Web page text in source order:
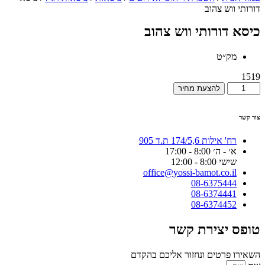
דורותי ווש צהוב
כיסא דורותי ווש צהוב
מק״ט
1519
כמות
של
דורותי
צהוב
להצעת מחיר
צור קשר
רח' אילות 174/5,6 ת.ד 905
א׳ - ה׳ 8:00 - 17:00
שישי 8:00 - 12:00
office@yossi-bamot.co.il
08-6375444
08-6374441
08-6374452
טופס יצירת קשר
השאירו פרטים ונחזור אליכם בהקדם